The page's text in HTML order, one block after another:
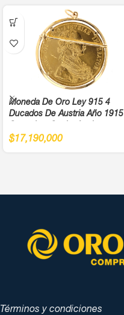
Moneda De Oro Ley 915 4
Ducados De Austria Año 1915
4,5Cm
$17,190,000
Términos y condiciones